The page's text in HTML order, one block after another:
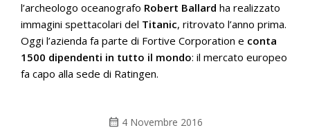
l’archeologo oceanografo Robert Ballard ha realizzato
immagini spettacolari del Titanic, ritrovato l’anno prima.
Oggi l’azienda fa parte di Fortive Corporation e conta
1500 dipendenti in tutto il mondo: il mercato europeo
fa capo alla sede di Ratingen.
calendar_month 4 Novembre 2016